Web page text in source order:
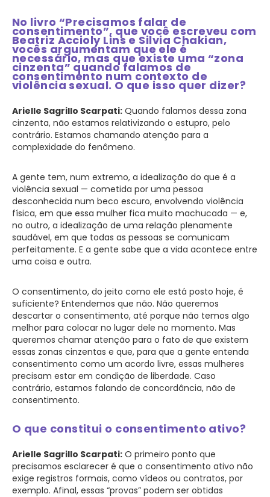
No livro “Precisamos falar de
consentimento”, que você escreveu com
Beatriz Accioly Lins e Silvia Chakian,
vocês argumentam que ele é
necessário, mas que existe uma “zona
cinzenta” quando falamos de
consentimento num contexto de
violência sexual. O que isso quer dizer?
Arielle Sagrillo Scarpati: Quando falamos dessa zona
cinzenta, não estamos relativizando o estupro, pelo
contrário. Estamos chamando atenção para a
complexidade do fenômeno.
A gente tem, num extremo, a idealização do que é a
violência sexual — cometida por uma pessoa
desconhecida num beco escuro, envolvendo violência
física, em que essa mulher fica muito machucada — e,
no outro, a idealização de uma relação plenamente
saudável, em que todas as pessoas se comunicam
perfeitamente. E a gente sabe que a vida acontece entre
uma coisa e outra.
O consentimento, do jeito como ele está posto hoje, é
suficiente? Entendemos que não. Não queremos
descartar o consentimento, até porque não temos algo
melhor para colocar no lugar dele no momento. Mas
queremos chamar atenção para o fato de que existem
essas zonas cinzentas e que, para que a gente entenda
consentimento como um acordo livre, essas mulheres
precisam estar em condição de liberdade. Caso
contrário, estamos falando de concordância, não de
consentimento.
O que constitui o consentimento ativo?
Arielle Sagrillo Scarpati: O primeiro ponto que
precisamos esclarecer é que o consentimento ativo não
exige registros formais, como vídeos ou contratos, por
exemplo. Afinal, essas “provas” podem ser obtidas